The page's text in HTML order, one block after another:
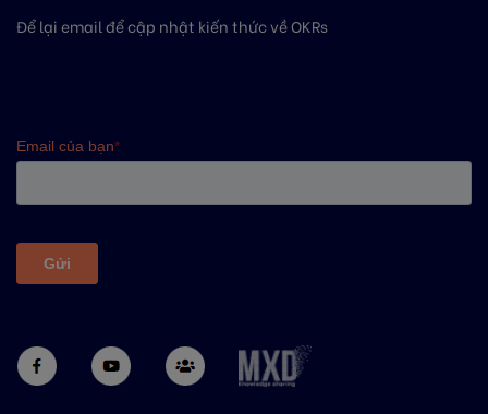
Để lại email để cập nhật kiến thức về OKRs